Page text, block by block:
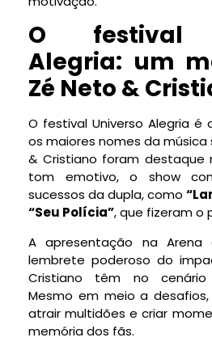
O festival
Alegria: um
Zé Neto &
O festival Universo Alegria é
os maiores nomes da música
& Cristiano foram destaque
tom emotivo, o show
sucessos da dupla, como
“Seu Polícia”, que fizeram o
A apresentação na
lembrete poderoso do
Cristiano têm no cenário
Mesmo em meio a
atrair multidões e criar
memória dos fãs.